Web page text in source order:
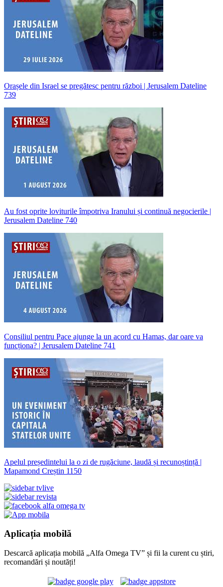
Orașele din Israel se pregătesc pentru război | Jerusalem Dateline
739
Au fost oprite loviturile împotriva Iranului și continuă negocierile |
Jerusalem Dateline 740
Consiliul pentru Pace ajunge la un acord cu Hamas, dar oare va
funcționa? | Jerusalem Dateline 741
Apelul președintelui la o zi de rugăciune, laudă și recunoștință |
Mapamond Creștin 1150
Aplicația mobilă
Descarcă aplicația mobilă „Alfa Omega TV” și fii la curent cu știri,
recomandări și noutăți!